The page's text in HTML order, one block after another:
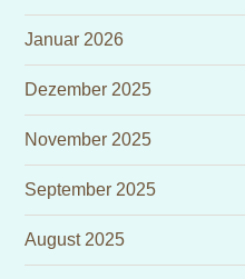
Januar 2026
Dezember 2025
November 2025
September 2025
August 2025